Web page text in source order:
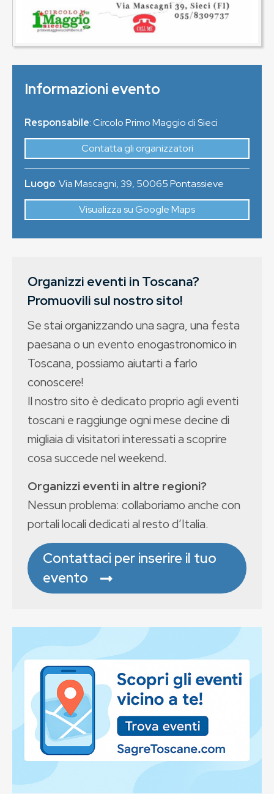
Informazioni evento
Responsabile: Circolo Primo Maggio di Sieci
Contatta gli organizzatori
Luogo:Via Mascagni, 39, 50065Pontassieve
Visualizza su Google Maps
Organizzi eventi in Toscana?
Promuovili sul nostro sito!
Se stai organizzando una sagra, una festa
paesana o un evento enogastronomico in
Toscana, possiamo aiutarti a farlo
conoscere!
Il nostro sito è dedicato proprio agli eventi
toscani e raggiunge ogni mese decine di
migliaia di visitatori interessati a scoprire
cosa succede nel weekend.
Organizzi eventi in altre regioni?
Nessun problema: collaboriamo anche con
portali locali dedicati al resto d’Italia.
Contattaci per inserire il tuo
evento